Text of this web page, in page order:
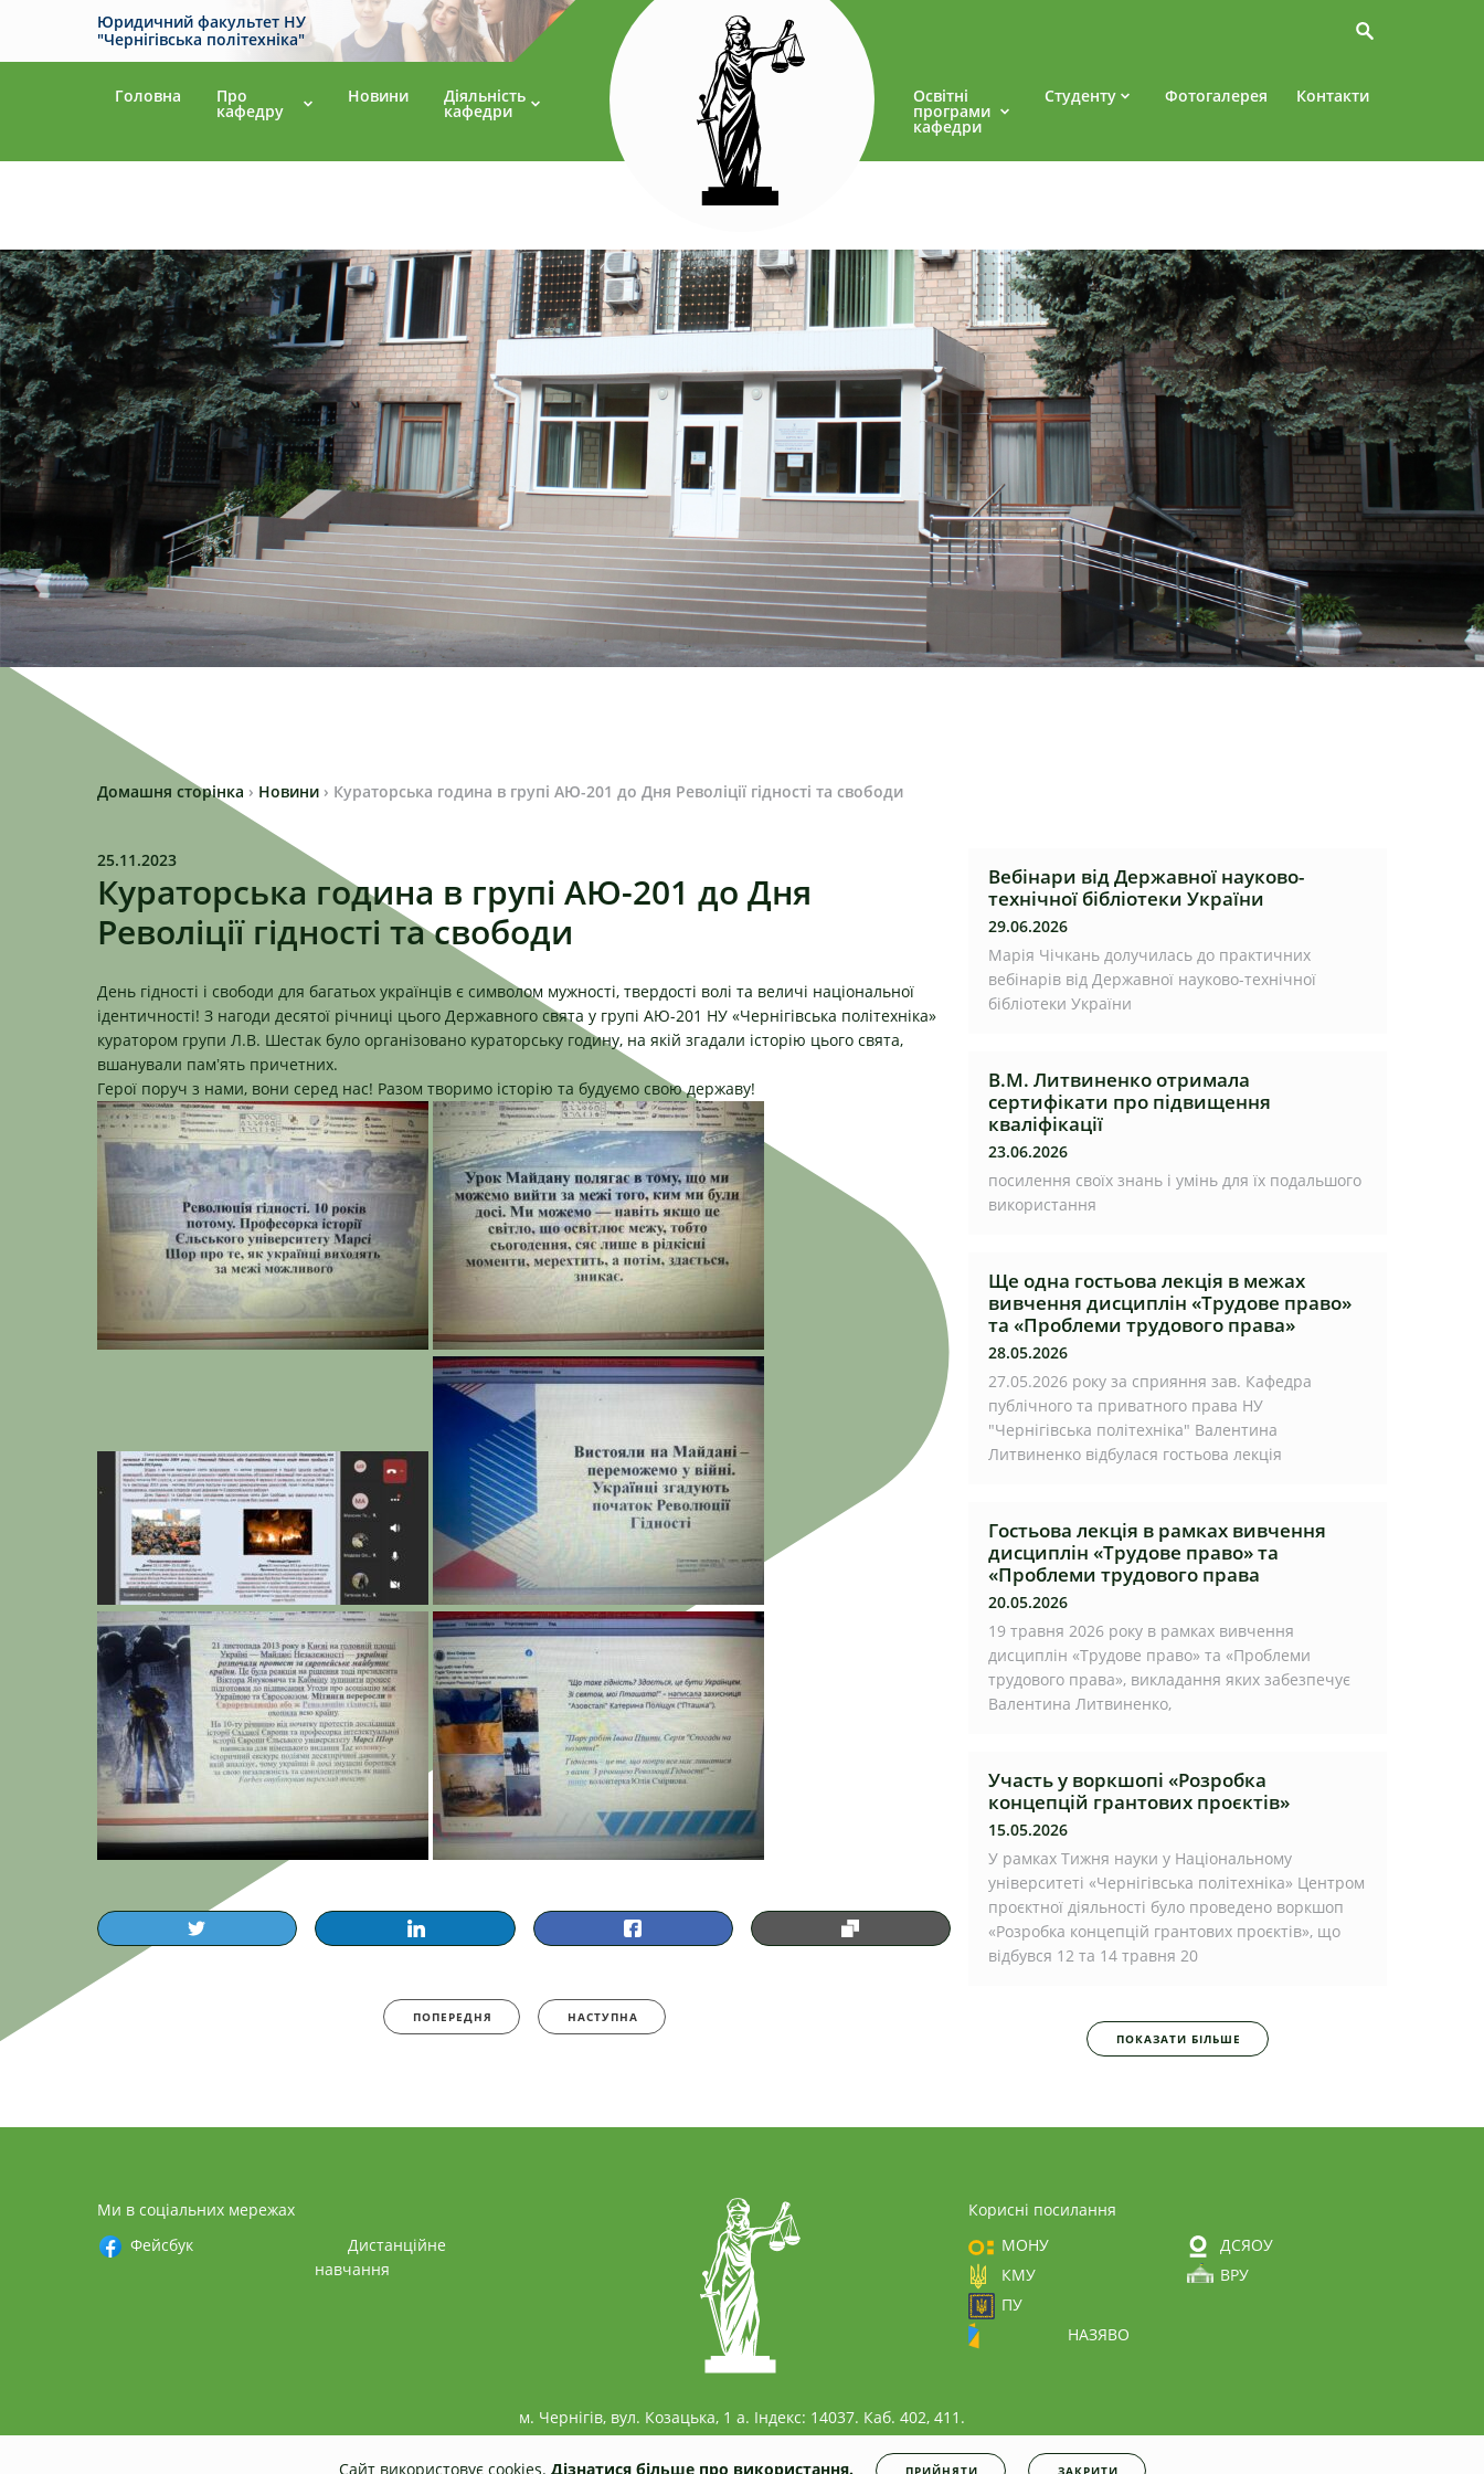
Юридичний факультет НУ
"Чернігівська політехніка"
Головна Про
кафедру
Новини Діяльність
кафедри
Освітні
програми
кафедри
Студенту Фотогалерея Контакти
Домашня сторінка › Новини › Кураторська година в групі АЮ-201 до Дня Револіції гідності та свободи
25.11.2023
Кураторська година в групі АЮ-201 до Дня
Револіції гідності та свободи
День гідності і свободи для багатьох українців є символом мужності, твердості волі та величі національної
ідентичності! З нагоди десятої річниці цього Державного свята у групі АЮ-201 НУ «Чернігівська політехніка»
куратором групи Л.В. Шестак було організовано кураторську годину, на якій згадали історію цього свята,
вшанували памʼять причетних.
Герої поруч з нами, вони серед нас! Разом творимо історію та будуємо свою державу!
ПОПЕРЕДНЯ НАСТУПНА
Вебінари від Державної науково-
технічної бібліотеки України
29.06.2026
Марія Чічкань долучилась до практичних
вебінарів від Державної науково-технічної
бібліотеки України
В.М. Литвиненко отримала
сертифікати про підвищення
кваліфікації
23.06.2026
посилення своїх знань і умінь для їх подальшого
використання
Ще одна гостьова лекція в межах
вивчення дисциплін «Трудове право»
та «Проблеми трудового права»
28.05.2026
27.05.2026 року за сприяння зав. Кафедра
публічного та приватного права НУ
"Чернігівська політехніка" Валентина
Литвиненко відбулася гостьова лекція
Гостьова лекція в рамках вивчення
дисциплін «Трудове право» та
«Проблеми трудового права
20.05.2026
19 травня 2026 року в рамках вивчення
дисциплін «Трудове право» та «Проблеми
трудового права», викладання яких забезпечує
Валентина Литвиненко,
Участь у воркшопі «Розробка
концепцій грантових проєктів»
15.05.2026
У рамках Тижня науки у Національному
університеті «Чернігівська політехніка» Центром
проєктної діяльності було проведено воркшоп
«Розробка концепцій грантових проєктів», що
відбувся 12 та 14 травня 20
ПОКАЗАТИ БІЛЬШЕ
Ми в соціальних мережах
Фейсбук
Дистанційне
навчання
Корисні посилання
МОНУ
ДСЯОУ
КМУ
ВРУ
ПУ
НАЗЯВО
м. Чернігів, вул. Козацька, 1 а. Індекс: 14037. Каб. 402, 411.
Сайт використовує cookies. Дізнатися більше про використання. ПРИЙНЯТИ ЗАКРИТИ